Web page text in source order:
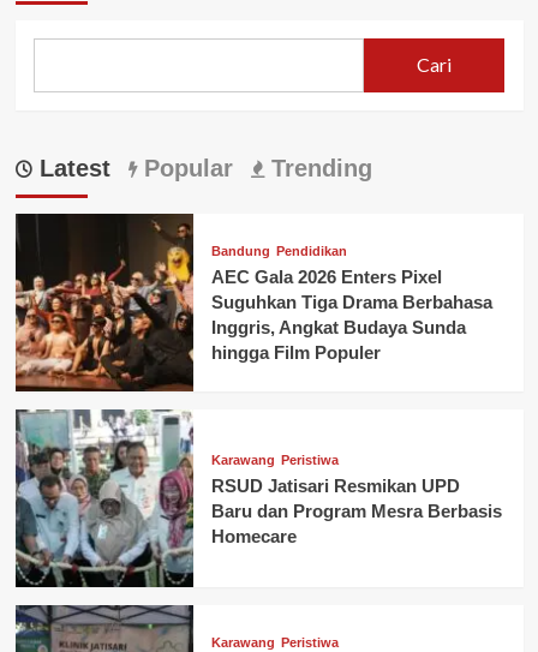
Cari
Latest Popular Trending
Bandung Pendidikan
AEC Gala 2026 Enters Pixel
Suguhkan Tiga Drama Berbahasa
Inggris, Angkat Budaya Sunda
hingga Film Populer
Karawang Peristiwa
RSUD Jatisari Resmikan UPD
Baru dan Program Mesra Berbasis
Homecare
Karawang Peristiwa